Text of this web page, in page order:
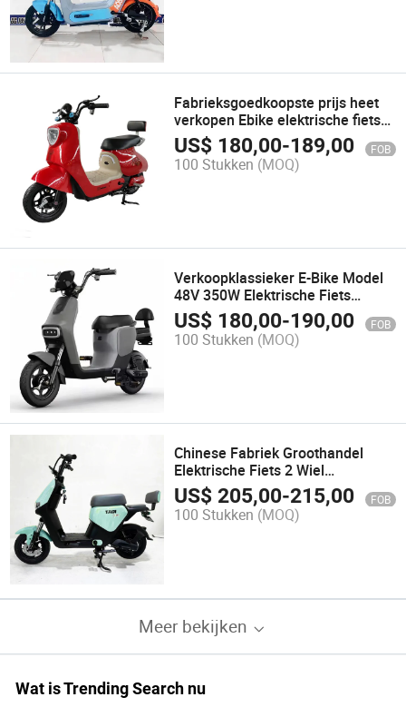
Fabrieksgoedkoopste prijs heet
verkopen Ebike elektrische fiets
elektrische stadsfiets en
elektrische escooter fiets
US$ 180,00-189,00 FOB
100 Stukken (MOQ)
Verkoopklassieker E-Bike Model
48V 350W Elektrische Fiets
Scooter Ebike Elektrische Fiets
US$ 180,00-190,00 FOB
100 Stukken (MOQ)
Chinese Fabriek Groothandel
Elektrische Fiets 2 Wiel
Elektrische Fiets Gebruikt in
Stedelijk Verkeer en
Kantoorwerkers
US$205,00-215,00 FOB
100 Stukken (MOQ)
Meer bekijken
Wat is Trending Search nu